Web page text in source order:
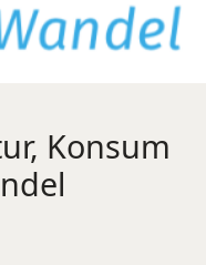
Konsum